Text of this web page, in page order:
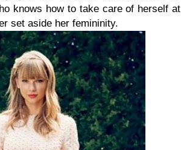
knows how to take care of herself at
set aside her femininity.